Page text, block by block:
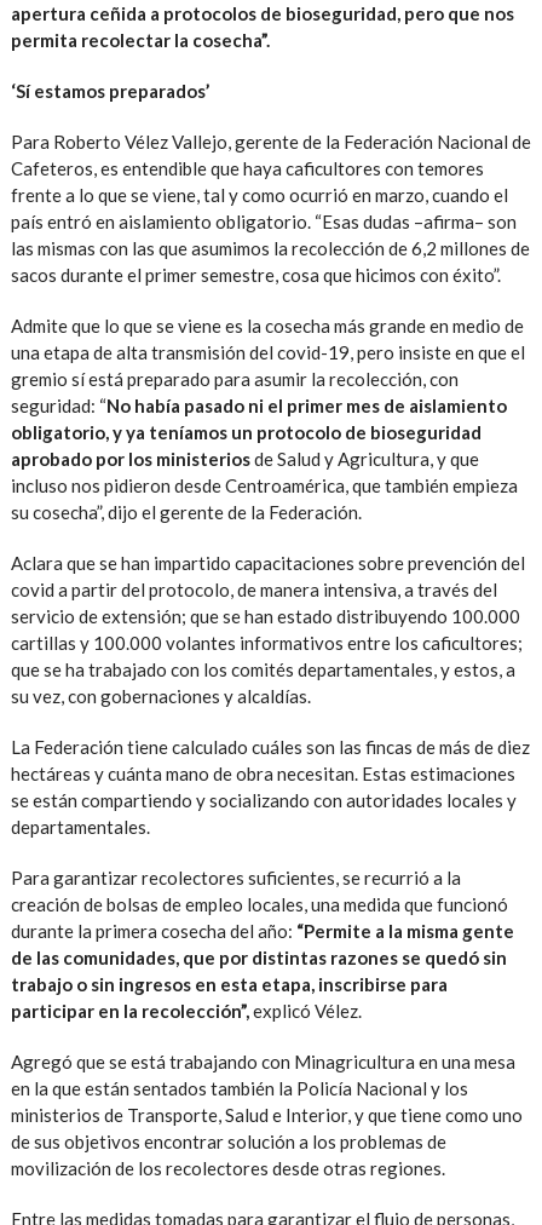
apertura ceñida a protocolos de bioseguridad, pero que nos
permita recolectar la cosecha”.
‘Sí estamos preparados’
Para Roberto Vélez Vallejo, gerente de la Federación Nacional de
Cafeteros, es entendible que haya caficultores con temores
frente a lo que se viene, tal y como ocurrió en marzo, cuando el
país entró en aislamiento obligatorio. “Esas dudas –afirma– son
las mismas con las que asumimos la recolección de 6,2 millones de
sacos durante el primer semestre, cosa que hicimos con éxito”.
Admite que lo que se viene es la cosecha más grande en medio de
una etapa de alta transmisión del covid-19, pero insiste en que el
gremio sí está preparado para asumir la recolección, con
seguridad: “No había pasado ni el primer mes de aislamiento
obligatorio, y ya teníamos un protocolo de bioseguridad
aprobado por los ministeriosde Salud y Agricultura, y que
incluso nos pidieron desde Centroamérica, que también empieza
su cosecha”, dijo el gerente de la Federación.
Aclara que se han impartido capacitaciones sobre prevención del
covid a partir del protocolo, de manera intensiva, a través del
servicio de extensión; que se han estado distribuyendo 100.000
cartillas y 100.000 volantes informativos entre los caficultores;
que se ha trabajado con los comités departamentales, y estos, a
su vez, con gobernaciones y alcaldías.
La Federación tiene calculado cuáles son las fincas de más de diez
hectáreas y cuánta mano de obra necesitan. Estas estimaciones
se están compartiendo y socializando con autoridades locales y
departamentales.
Para garantizar recolectores suficientes, se recurrió a la
creación de bolsas de empleo locales, una medida que funcionó
durante la primera cosecha del año: “Permite a la misma gente
de las comunidades, que por distintas razones se quedó sin
trabajo o sin ingresos en esta etapa, inscribirse para
participar en la recolección”,explicó Vélez.
Agregó que se está trabajando con Minagricultura en una mesa
en la que están sentados también la Policía Nacional y los
ministerios de Transporte, Salud e Interior, y que tiene como uno
de sus objetivos encontrar solución a los problemas de
movilización de los recolectores desde otras regiones.
Entre las medidas tomadas para garantizar el flujo de personas,